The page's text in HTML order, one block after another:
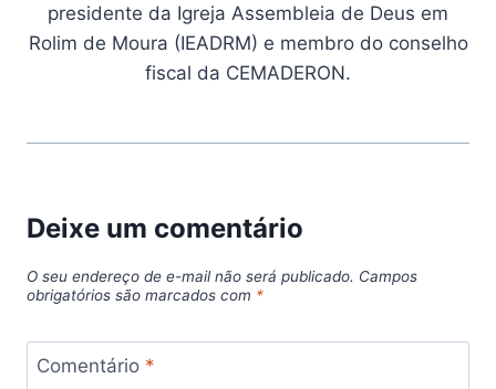
presidente da Igreja Assembleia de Deus em
Rolim de Moura (IEADRM) e membro do conselho
fiscal da CEMADERON.
Deixe um comentário
O seu endereço de e-mail não será publicado. Campos
obrigatórios são marcados com *
Comentário *